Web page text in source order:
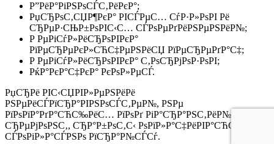
Р”РёР°РіРЅРѕСЃС‚РёРєР°;
РџСЂРѕС‚СЏР¶РєР° РІСЃРµС… СѓР·Р»РѕРІ Рё
СЂРµР·СЊР±РѕРІС‹С… СЃРѕРµРґРёРЅРµРЅРёР№;
Р РµРіСѓР»РёСЂРѕРІРєР°
РїРµСЂРµРєР»СЋС‡РµРЅРёСЏ РїРµСЂРµРґР°С‡;
Р РµРіСѓР»РёСЂРѕРІРєР° С‚РѕСЂРјРѕР·РѕРІ;
РќР°РєР°С‡РєР° РєРѕР»РµСЃ.
РџСЂРё РІС‹СЏРІР»РµРЅРёРё
РЅРµРёСЃРїСЂР°РІРЅРѕСЃС‚РµР№, РЅРµ
РїРѕРїР°РґР°СЋС‰РёС… РїРѕРґ РіР°СЂР°РЅС‚РёР№РЅС‹Р№
СЂРµРјРѕРЅС‚, СЂР°Р±РѕС‚С‹ РѕРїР»Р°С‡РёРІР°СЋС‚СЃСЏ
СЃРѕРіР»Р°СЃРЅРѕ РїСЂР°Р№СЃСѓ.